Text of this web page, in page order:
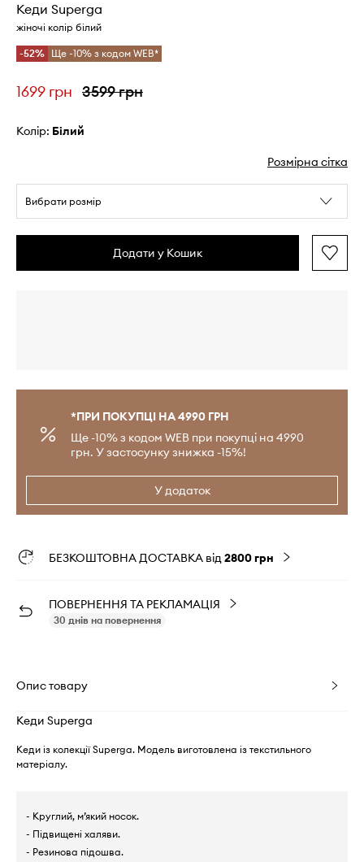
Кеди Superga
жіночі колір білий
-52% Ще -10% з кодом WEB*
1699 грн 3599 грн
Колір: білий
Розмірна сітка
Вибрати розмір
Додати у Кошик
*ПРИ ПОКУПЦІ НА 4990 ГРН
Ще -10% з кодом WEB при покупці на 4990
грн. У застосунку знижка -15%!
У додаток
БЕЗКОШТОВНА ДОСТАВКА від2800 грн
ПОВЕРНЕННЯ ТА РЕКЛАМАЦІЯ
30 днів на повернення
Опис товару
Кеди Superga
Кеди із колекції Superga. Модель виготовлена із текстильного
матеріалу.
- Круглий, м’який носок.
- Підвищені халяви.
- Резинова підошва.